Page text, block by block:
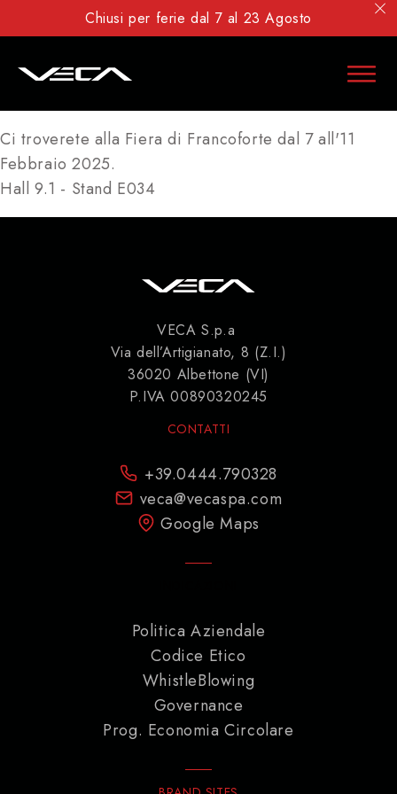
Chiusi per ferie dal 7 al 23 Agosto
Ci troverete alla Fiera di Francoforte dal 7 all'11
Febbraio 2025.
Hall 9.1 - Stand E034
VECA S.p.a
Via dell’Artigianato, 8 (Z.I.)
36020 Albettone (VI)
P.IVA 00890320245
CONTATTI
+39.0444.790328
veca@vecaspa.com
Google Maps
Politica Aziendale
Codice Etico
WhistleBlowing
Governance
Prog. Economia Circolare